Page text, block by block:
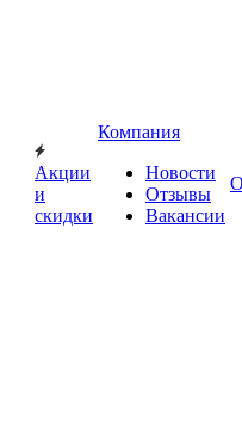
Акции
и
скидки
Компания
Новости
Отзывы
Вакансии